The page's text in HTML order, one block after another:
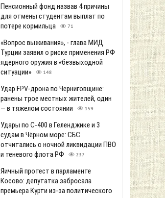
Пенсионный фонд назвав 4 причины
для отмены студентам выплат по
потере кормильца
71
«Вопрос выживания», - глава МИД
Турции заявил о риске применения РФ
ядерного оружия в «безвыходной
ситуации»
148
Удар FPV-дрона по Черниговщине:
ранены трое местных жителей, один
— в тяжелом состоянии
159
Удары по С-400 в Геленджике и 3
судам в Чёрном море: СБС
отчитались о ночной ликвидации ПВО
и теневого флота РФ
237
Яичный протест в парламенте
Косово: депутатка забросала
премьера Курти из-за политического